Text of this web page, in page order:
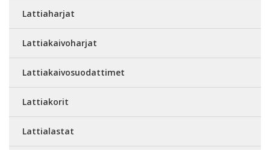
Lattiaharjat
Lattiakaivoharjat
Lattiakaivosuodattimet
Lattiakorit
Lattialastat